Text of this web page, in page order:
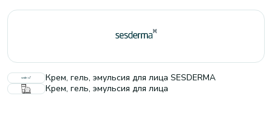
Крем, гель, эмульсия для лица SESDERMA
Крем, гель, эмульсия для лица